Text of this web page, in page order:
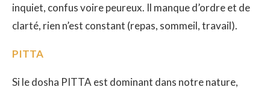
inquiet, confus voire peureux. Il manque d’ordre et de
clarté, rien n’est constant (repas, sommeil, travail).
PITTA
Si le dosha PITTA est dominant dans notre nature,